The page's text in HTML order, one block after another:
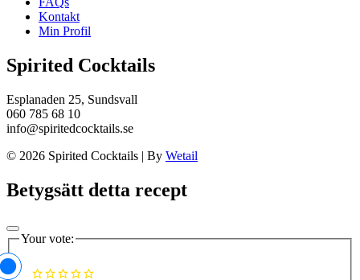
Kontakt
Min Profil
Spirited Cocktails
Esplanaden 25, Sundsvall
060 785 68 10
info@spiritedcocktails.se
© 2026 Spirited Cocktails | By Wetail
Betygsätt detta recept
Your vote: